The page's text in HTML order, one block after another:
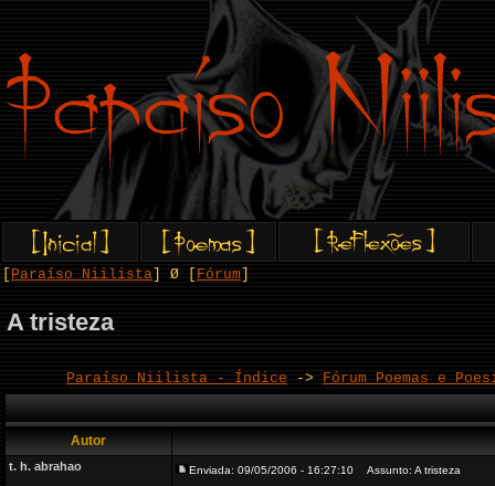
Paraíso Niilista ] Ø [ Fórum
A tristeza
Paraíso Niilista - Índice -> Fórum Poemas e
Autor
t. h. abrahao Enviada: 09/05/2006 - 16:27:10 Assunto: A tristeza